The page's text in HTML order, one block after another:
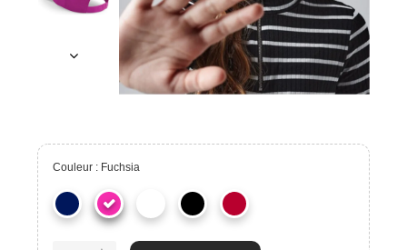
Couleur : Fuchsia